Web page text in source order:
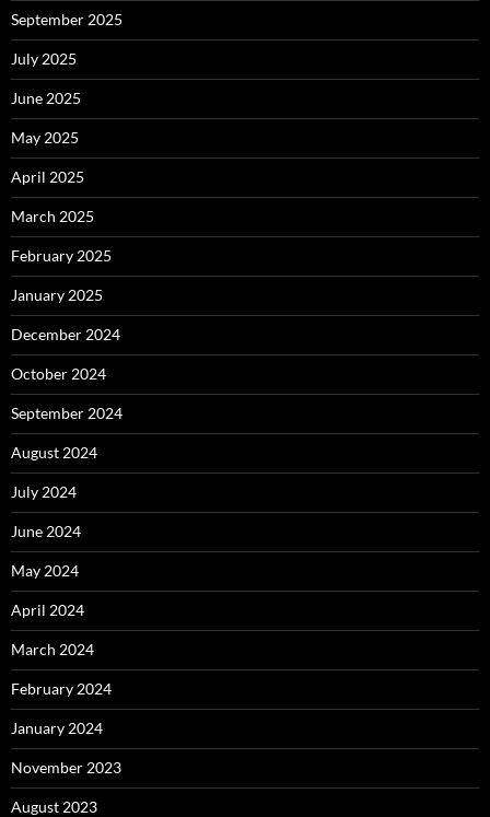
September 2025
July 2025
June 2025
May 2025
April 2025
March 2025
February 2025
January 2025
December 2024
October 2024
September 2024
August 2024
July 2024
June 2024
May 2024
April 2024
March 2024
February 2024
January 2024
November 2023
August 2023